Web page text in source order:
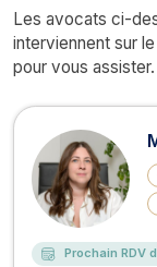
Les avocats ci-
interviennent sur
pour vous assister.
Avocats
Prochain RDV